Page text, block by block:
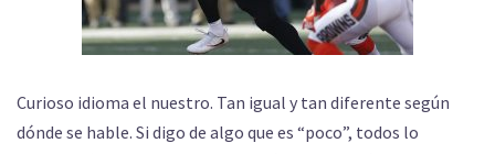
Curioso idioma el nuestro. Tan igual y tan diferente según
dónde se hable. Si digo de algo que es “poco”, todos lo